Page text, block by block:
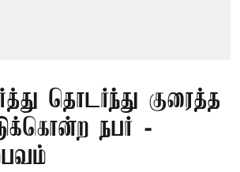
தொடர்ந்து குரைத்த
நபர் -